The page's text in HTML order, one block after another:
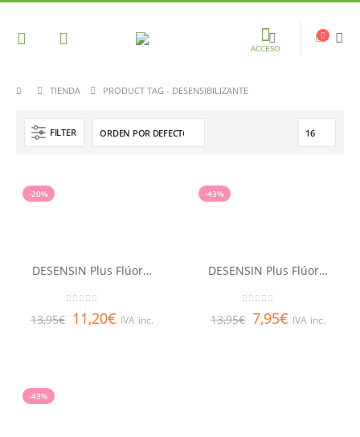
ACCESO
TIENDA PRODUCT TAG - DESENSIBILIZANTE
FILTER
-20%
DESENSIN Plus Flúor Colutorio 500 ml
13,95€ 11,20€ IVA inc.
-43%
DESENSIN Plus Flúor Pasta dentífrica 125 ml
13,95€ 7,95€ IVA inc.
-43%